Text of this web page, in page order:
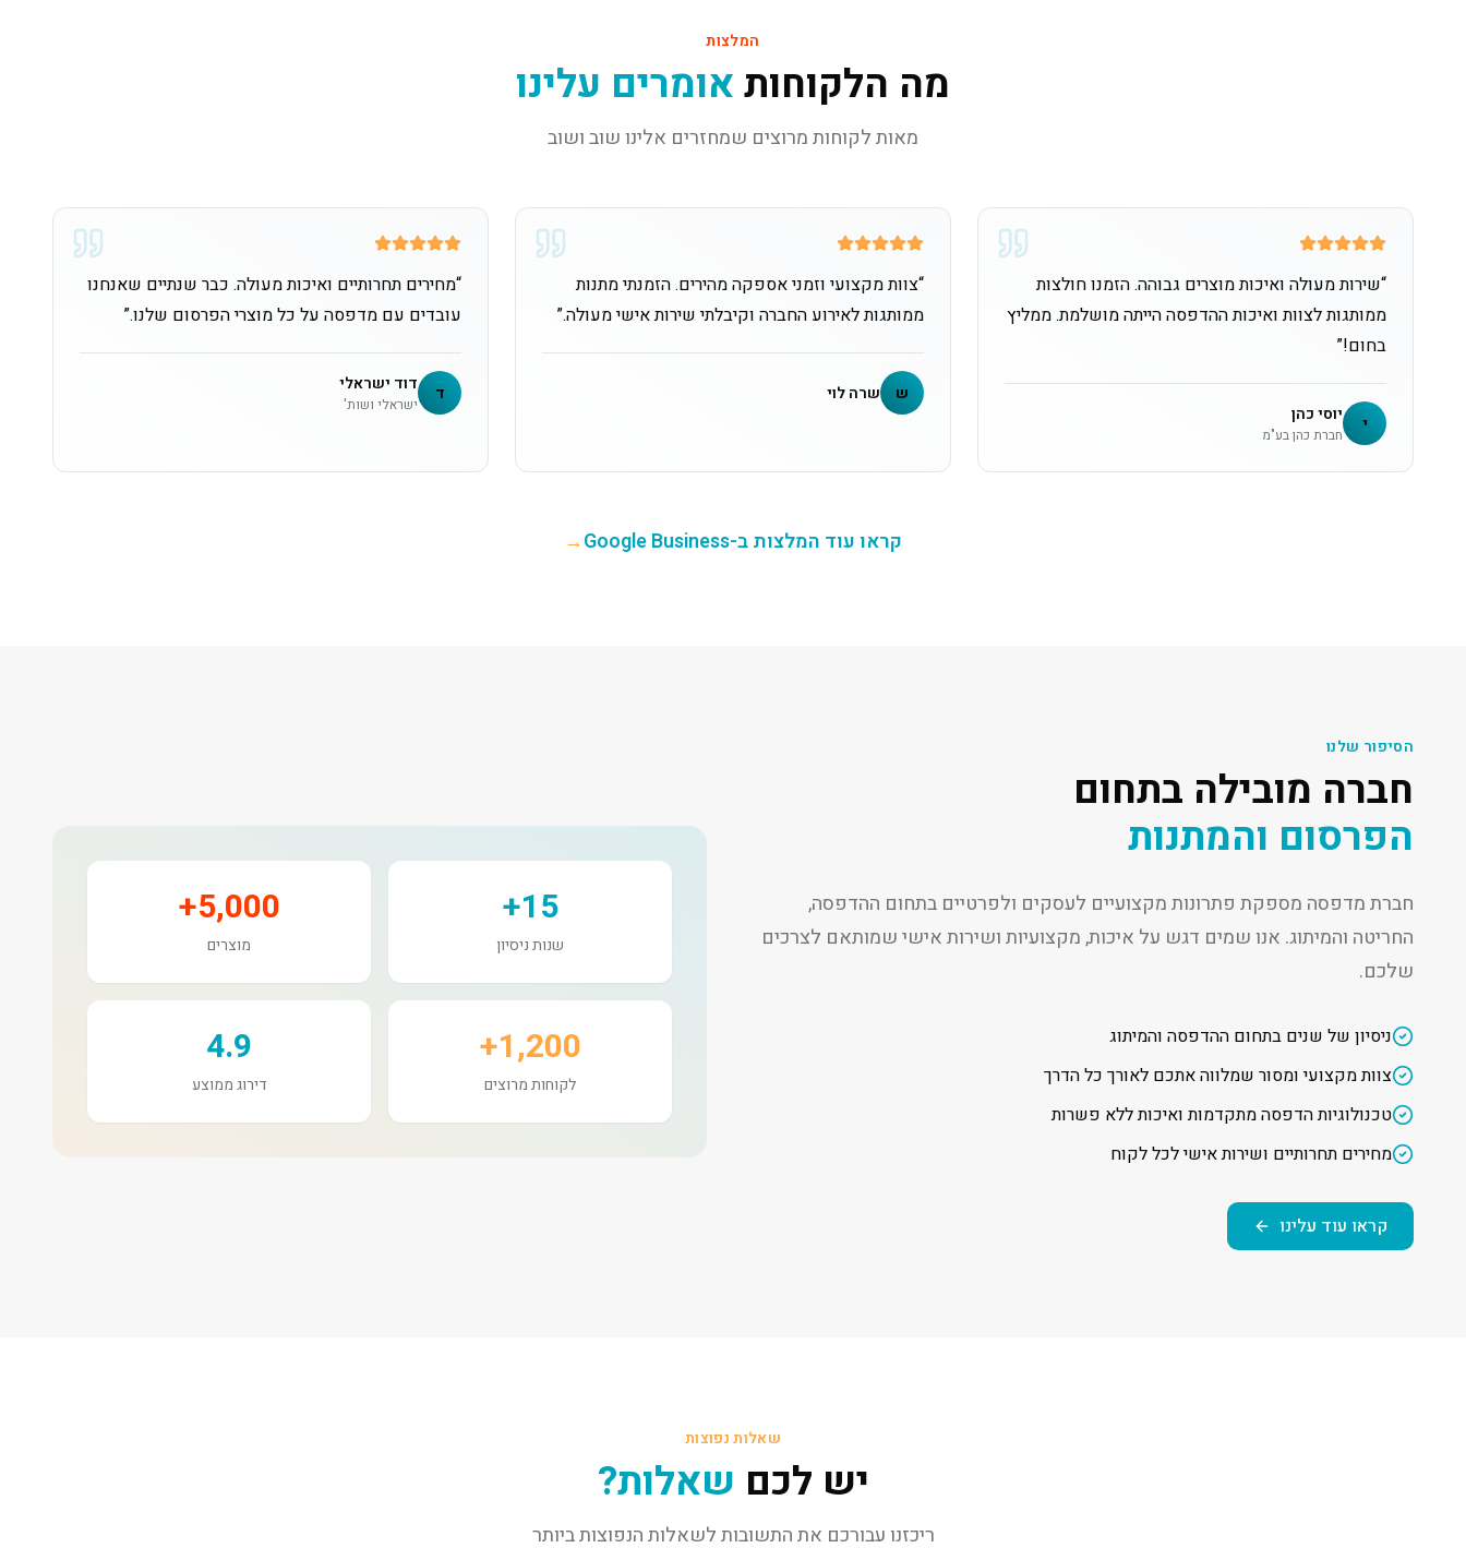
המלצות
מה הלקוחותאומרים עלינו
מאות לקוחות מרוצים שמחזרים אלינו שוב ושוב
“שירות מעולה ואיכות מוצרים גבוהה. הזמנו חולצות
ממותגות לצוות ואיכות ההדפסה הייתה מושלמת. ממליץ
בחום!”
י יוסי כהן
חברת כהן בע"מ
“צוות מקצועי וזמני אספקה מהירים. הזמנתי מתנות
ממותגות לאירוע החברה וקיבלתי שירות אישי מעולה.”
ש שרה לוי
“מחירים תחרותיים ואיכות מעולה. כבר שנתיים שאנחנו
עובדים עם מדפסה על כל מוצרי הפרסום שלנו.”
ד דוד ישראלי
ישראלי ושות'
קראו עוד המלצות ב-Google Business →
הסיפור שלנו
חברה מובילה בתחום
הפרסום והמתנות
חברת מדפסה מספקת פתרונות מקצועיים לעסקים ולפרטיים בתחום ההדפסה,
החריטה והמיתוג. אנו שמים דגש על איכות, מקצועיות ושירות אישי שמותאם לצרכים
שלכם.
ניסיון של שנים בתחום ההדפסה והמיתוג
צוות מקצועי ומסור שמלווה אתכם לאורך כל הדרך
טכנולוגיות הדפסה מתקדמות ואיכות ללא פשרות
מחירים תחרותיים ושירות אישי לכל לקוח
קראו עוד עלינו
15+
שנות ניסיון
5,000+
מוצרים
1,200+
לקוחות מרוצים
4.9
דירוג ממוצע
שאלות נפוצות
יש לכם שאלות?
ריכזנו עבורכם את התשובות לשאלות הנפוצות ביותר